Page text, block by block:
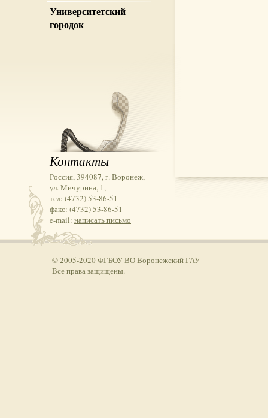
Университетский
городок
Контакты
Россия, 394087, г. Воронеж,
ул. Мичурина, 1,
тел: (4732) 53-86-51
факс: (4732) 53-86-51
e-mail: написать письмо
© 2005-2020 ФГБОУ ВО Воронежский ГАУ
Все права защищены.